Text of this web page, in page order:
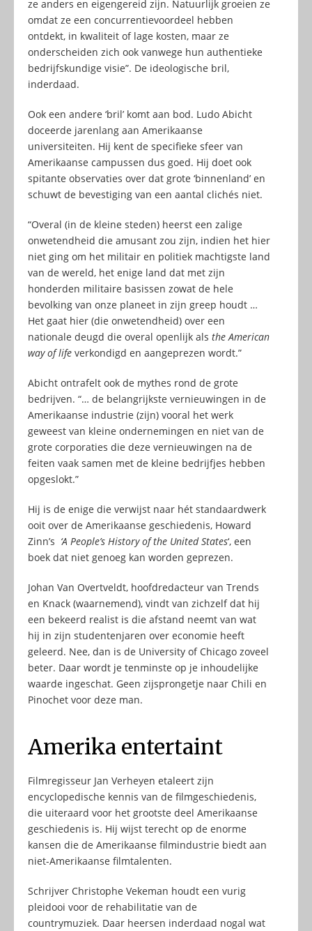
ze anders en eigengereid zijn. Natuurlijk groeien ze
omdat ze een concurrentievoordeel hebben
ontdekt, in kwaliteit of lage kosten, maar ze
onderscheiden zich ook vanwege hun authentieke
bedrijfskundige visie”. De ideologische bril,
inderdaad.
Ook een andere ‘bril’ komt aan bod. Ludo Abicht
doceerde jarenlang aan Amerikaanse
universiteiten. Hij kent de specifieke sfeer van
Amerikaanse campussen dus goed. Hij doet ook
spitante observaties over dat grote ‘binnenland’ en
schuwt de bevestiging van een aantal clichés niet.
“Overal (in de kleine steden) heerst een zalige
onwetendheid die amusant zou zijn, indien het hier
niet ging om het militair en politiek machtigste land
van de wereld, het enige land dat met zijn
honderden militaire basissen zowat de hele
bevolking van onze planeet in zijn greep houdt …
Het gaat hier (die onwetendheid) over een
nationale deugd die overal openlijk als the American
way of life verkondigd en aangeprezen wordt.”
Abicht ontrafelt ook de mythes rond de grote
bedrijven. “… de belangrijkste vernieuwingen in de
Amerikaanse industrie (zijn) vooral het werk
geweest van kleine ondernemingen en niet van de
grote corporaties die deze vernieuwingen na de
feiten vaak samen met de kleine bedrijfjes hebben
opgeslokt.”
Hij is de enige die verwijst naar hét standaardwerk
ooit over de Amerikaanse geschiedenis, Howard
Zinn’s ‘A People’s History of the United States‘, een
boek dat niet genoeg kan worden geprezen.
Johan Van Overtveldt, hoofdredacteur van Trends
en Knack (waarnemend), vindt van zichzelf dat hij
een bekeerd realist is die afstand neemt van wat
hij in zijn studentenjaren over economie heeft
geleerd. Nee, dan is de University of Chicago zoveel
beter. Daar wordt je tenminste op je inhoudelijke
waarde ingeschat. Geen zijsprongetje naar Chili en
Pinochet voor deze man.
Amerika entertaint
Filmregisseur Jan Verheyen etaleert zijn
encyclopedische kennis van de filmgeschiedenis,
die uiteraard voor het grootste deel Amerikaanse
geschiedenis is. Hij wijst terecht op de enorme
kansen die de Amerikaanse filmindustrie biedt aan
niet-Amerikaanse filmtalenten.
Schrijver Christophe Vekeman houdt een vurig
pleidooi voor de rehabilitatie van de
countrymuziek. Daar heersen inderdaad nogal wat